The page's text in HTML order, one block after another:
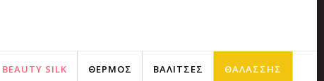
BEAUTY SILK ΘΕΡΜΟΣ ΒΑΛΙΤΣΕΣ ΘΑΛΑΣΣΗΣ